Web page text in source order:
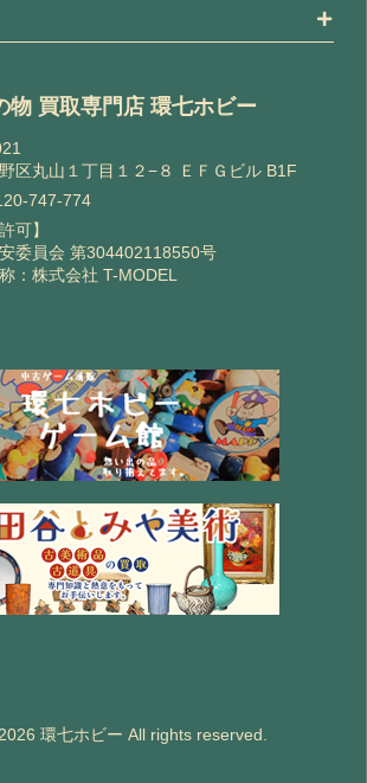
物 買取専門店 環七ホビー
区丸山１丁目１２−８ ＥＦＧビル B1F
747-774
可】
委員会 第304402118550号
：株式会社 T-MODEL
環七ホビー All rights reserved.